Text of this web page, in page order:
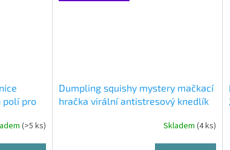
polí pro
(>5 ks)
Dumpling squishy mystery mačkací
hračka virální antistresový knedlík
Skladem (4 ks)